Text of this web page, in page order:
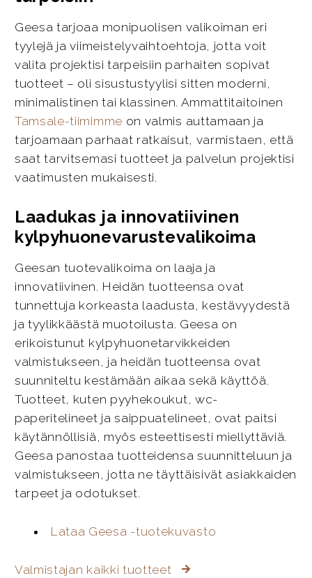
Geesa tarjoaa monipuolisen valikoiman eri
tyylejä ja viimeistelyvaihtoehtoja, jotta voit
valita projektisi tarpeisiin parhaiten sopivat
tuotteet – oli sisustustyylisi sitten moderni,
minimalistinen tai klassinen. Ammattitaitoinen
Tamsale-tiimimme on valmis auttamaan ja
tarjoamaan parhaat ratkaisut, varmistaen, että
saat tarvitsemasi tuotteet ja palvelun projektisi
vaatimusten mukaisesti.
Laadukas ja innovatiivinen
kylpyhuonevarustevalikoima
Geesan tuotevalikoima on laaja ja
innovatiivinen. Heidän tuotteensa ovat
tunnettuja korkeasta laadusta, kestävyydestä
ja tyylikkäästä muotoilusta. Geesa on
erikoistunut kylpyhuonetarvikkeiden
valmistukseen, ja heidän tuotteensa ovat
suunniteltu kestämään aikaa sekä käyttöä.
Tuotteet, kuten pyyhekoukut, wc-
paperitelineet ja saippuatelineet, ovat paitsi
käytännöllisiä, myös esteettisesti miellyttäviä.
Geesa panostaa tuotteidensa suunnitteluun ja
valmistukseen, jotta ne täyttäisivät asiakkaiden
tarpeet ja odotukset.
Lataa Geesa -tuotekuvasto
Valmistajan kaikki tuotteet